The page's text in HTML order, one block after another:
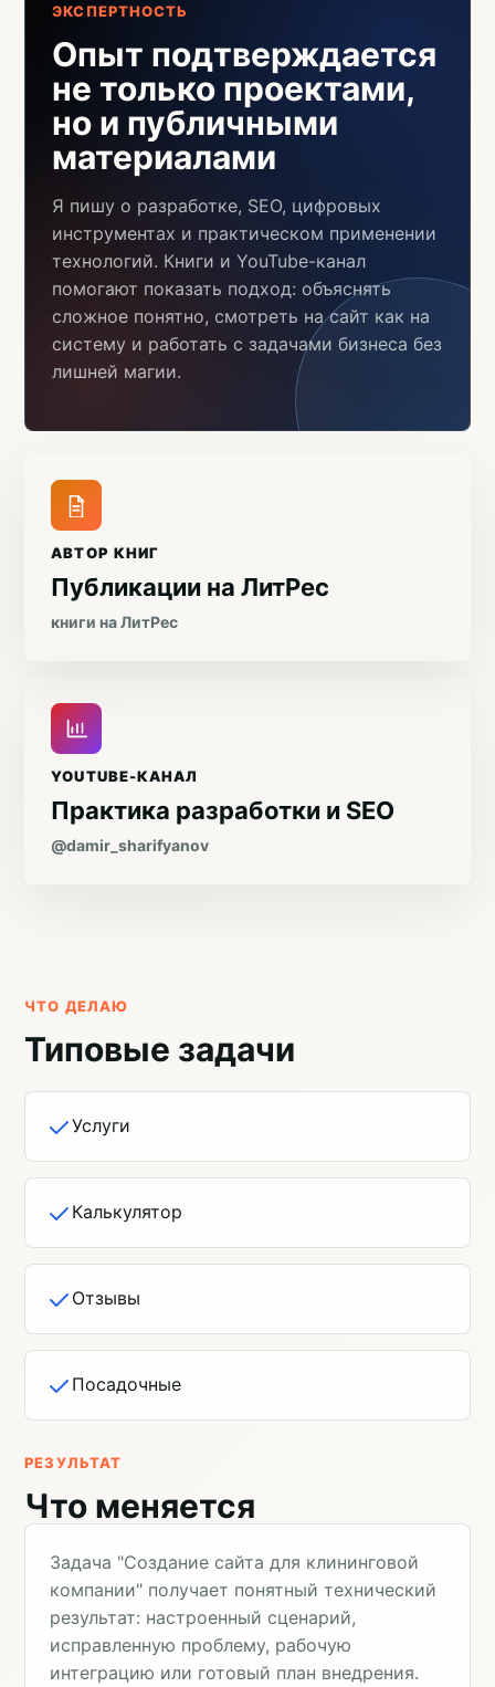
ЭКСПЕРТНОСТЬ
Опыт подтверждается
не только проектами,
но и публичными
материалами
Я пишу о разработке, SEO, цифровых
инструментах и практическом применении
технологий. Книги и YouTube-канал
помогают показать подход: объяснять
сложное понятно, смотреть на сайт как на
систему и работать с задачами бизнеса без
лишней магии.
АВТОР КНИГ
Публикации на ЛитРес
книги на ЛитРес
YOUTUBE-КАНАЛ
Практика разработки и SEO
@damir_sharifyanov
ЧТО ДЕЛАЮ
Типовые задачи
Услуги
Калькулятор
Отзывы
Посадочные
РЕЗУЛЬТАТ
Что меняется
Задача "Создание сайта для клининговой
компании" получает понятный технический
результат: настроенный сценарий,
исправленную проблему, рабочую
интеграцию или готовый план внедрения.